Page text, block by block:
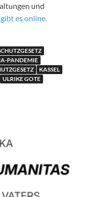
und
gibt es online.
PANDEMIE
KASSEL
ULRIKE GOTE